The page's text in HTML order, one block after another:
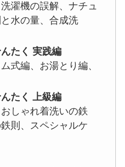
洗濯機の誤解、ナチュ
水の量、合成洗
たく 実践編
式編、お湯とり編、
たく 上級編
おしゃれ着洗いの鉄
則、スペシャルケ